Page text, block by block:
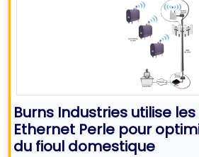
Burns Industries utilise
Ethernet Perle pour
du fioul domestique